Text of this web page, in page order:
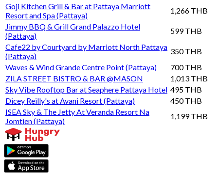
Goji Kitchen Grill & Bar at Pattaya Marriott
Resort and Spa (Pattaya)
1,266 THB
Jimmy BBQ & Grill Grand Palazzo Hotel
(Pattaya)
599 THB
Cafe22 by Courtyard by Marriott North Pattaya
(Pattaya)
350 THB
Waves & Wind Grande Centre Point (Pattaya)
700 THB
ZILA STREET BISTRO & BAR @MASON
1,013 THB
Sky Vibe Rooftop Bar at Seaphere Pattaya Hotel 495 THB
Dicey Reilly's at Avani Resort (Pattaya)
450 THB
ISEA Sky & The Jetty At Veranda Resort Na
Jomtien (Pattaya)
1,199 THB